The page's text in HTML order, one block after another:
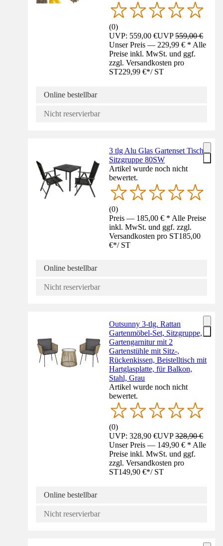
(0)
UVP: 559,00 €UVP559,00 €
Unser Preis — 229,99 € * Alle
Preise inkl. MwSt. und ggf.
zzgl. Versandkosten pro
ST229,99 €*/ ST
Online bestellbar
Nicht reservierbar
3 tlg Alu Glas Gartenset Tisch
Sitzgruppe 80SW
Artikel wurde noch nicht
bewertet.
(0)
Preis — 185,00 € * Alle Preise
inkl. MwSt. und ggf. zzgl.
Versandkosten pro ST185,00
€*/ ST
Online bestellbar
Nicht reservierbar
Outsunny 3-tlg. Rattan
Gartenmöbel-Set, Sitzgruppe,
Gartengarnitur mit 2
Gartenstühle mit Sitz-,
Rückenkissen, Beistelltisch mit
Hartglasplatte, für Balkon,
Stahl, Grau
Artikel wurde noch nicht
bewertet.
(0)
UVP: 328,90 €UVP328,90 €
Unser Preis — 149,90 € * Alle
Preise inkl. MwSt. und ggf.
zzgl. Versandkosten pro
ST149,90 €*/ ST
Online bestellbar
Nicht reservierbar